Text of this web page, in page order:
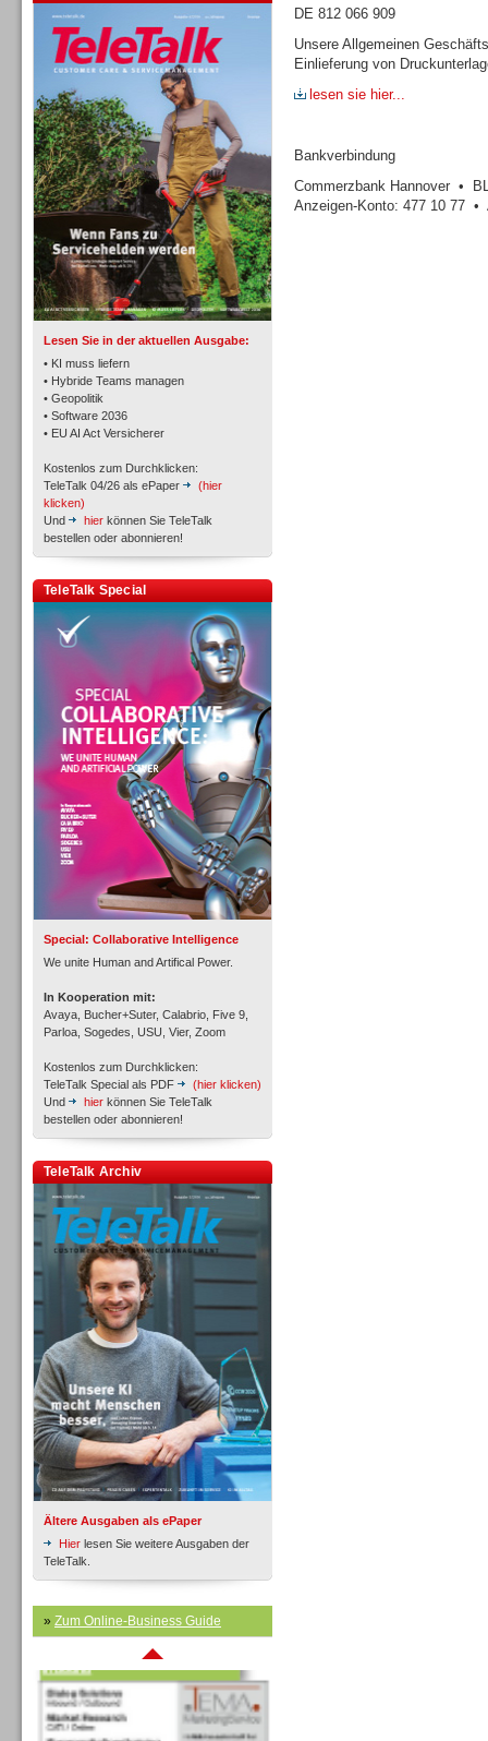
Lesen Sie in der aktuellen Ausgabe:
• KI muss liefern
• Hybride Teams managen
• Geopolitik
• Software 2036
• EU AI Act Versicherer
Kostenlos zum Durchklicken:
TeleTalk 04/26 als ePaper
(hier
klicken)
Und
hier können Sie TeleTalk
bestellen oder abonnieren!
TeleTalk Special
Special: Collaborative Intelligence
We unite Human and Artifical Power.
In Kooperation mit:
Avaya, Bucher+Suter, Calabrio, Five 9,
Parloa, Sogedes, USU, Vier, Zoom
Kostenlos zum Durchklicken:
TeleTalk Special als PDF
(hier klicken)
Und
hier können Sie TeleTalk
bestellen oder abonnieren!
TeleTalk Archiv
Ältere Ausgaben als ePaper
Hier lesen Sie weitere Ausgaben der
TeleTalk.
» Zum Online-Business Guide
TK- und ACD-Systeme
Workforce-Management
Personal
Inbound
Inbound
Inbound
Inbound
DE 812 066 909
Unsere Allgemeinen
Einlieferung von
lesen sie hier...
Bankverbindung
Commerzbank Hannover •
Anzeigen-Konto: 477 10 77 •